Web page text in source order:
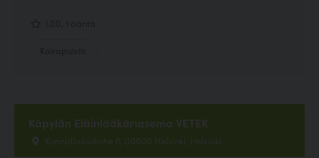
Käpylän Eläinlääkäriasema VETEK
Kunnalliskodintie 6, 00600 Helsinki, Helsinki